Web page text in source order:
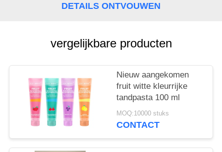
DETAILS ONTVOUWEN
vergelijkbare producten
Nieuw aangekomen
fruit witte kleurrijke
tandpasta 100 ml
MOQ:10000 stuks
CONTACT